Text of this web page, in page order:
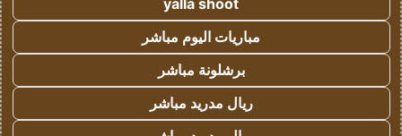
yalla shoot
مباريات اليوم مباشر
برشلونة مباشر
ريال مدريد مباشر